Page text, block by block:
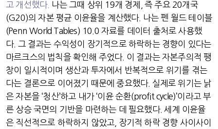
고 개선했다. 나는 그때 상위 19개 경제 ,즉 주요 20개국
(G20)의 자본 평균 이윤율을 계산했다. 나는 펜 월드 테이블
(Penn World Tables) 10.0 자료를 데이터 출처로 사용했
다. 그 결과는 수익성이 장기적으로 하락하는 경향이 있다는
마르크스의 법칙을 확인해 주었다. 이 결과는 자본주의적 팽
창이 일시적이며 생산과 투자에서 반복적으로 위기를 겪는
다는 결론으로 이어졌기 때문에 중요했다. 실제로 위기는 낡
은 자본을 ‘청산’하고 내가 ‘이윤 순환(profit cycle)’이라고 부
른 상승 국면의 기반을 마련하는 데 필요했다.세계 이윤율
은 직선적으로 하락하지 않았고 장기적 하락 경향 사이사이